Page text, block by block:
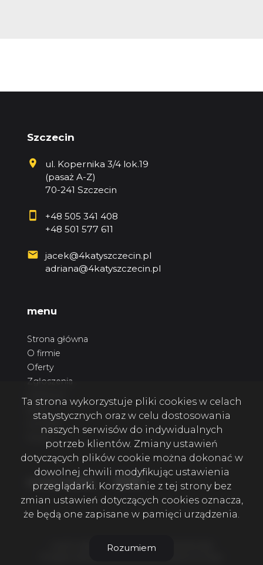
Szczecin
ul. Kopernika 3/4 lok.19
(pasaż A-Z)
70-241 Szczecin
+48 505 341 408
+48 501 577 611
jacek@4katyszczecin.pl
adriana@4katyszczecin.pl
menu
Strona główna
O firmie
Oferty
Zgłoszenia
Kontakt
social media Facebook
Facebook
Facebook
4 KATY NIERUCHOMOŚCI SZCZECIN © 2026
Ta strona wykorzystuje pliki cookies w celach
statystycznych oraz w celu dostosowania
naszych serwisów do indywidualnych
potrzeb klientów. Zmiany ustawień
dotyczących plików cookie można dokonać w
dowolnej chwili modyfikując ustawienia
przeglądarki. Korzystanie z tej strony bez
zmian ustawień dotyczących cookies oznacza,
że będą one zapisane w pamięci urządzenia.
Rozumiem